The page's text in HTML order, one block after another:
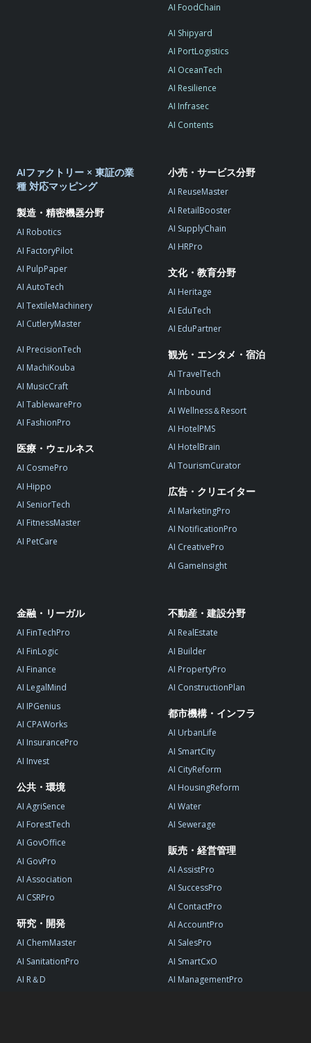
AI FoodChain
AI Shipyard
AI PortLogistics
AI OceanTech
AI Resilience
AI Infrasec
AI Contents
AIファクトリー × 東証の業
種 対応マッピング
製造・精密機器分野
AI Robotics
AI FactoryPilot
AI PulpPaper
AI AutoTech
AI TextileMachinery
AI CutleryMaster
AI PrecisionTech
AI MachiKouba
AI MusicCraft
AI TablewarePro
AI FashionPro
医療・ウェルネス
AI CosmePro
AI Hippo
AI SeniorTech
AI FitnessMaster
AI PetCare
小売・サービス分野
AI ReuseMaster
AI RetailBooster
AI SupplyChain
AI HRPro
文化・教育分野
AI Heritage
AI EduTech
AI EduPartner
観光・エンタメ・宿泊
AI TravelTech
AI Inbound
AI Wellness＆Resort
AI HotelPMS
AI HotelBrain
AI TourismCurator
広告・クリエイター
AI MarketingPro
AI NotificationPro
AI CreativePro
AI GameInsight
金融・リーガル
AI FinTechPro
AI FinLogic
AI Finance
AI LegalMind
AI IPGenius
AI CPAWorks
AI InsurancePro
AI Invest
公共・環境
AI AgriSence
AI ForestTech
AI GovOffice
AI GovPro
AI Association
AI CSRPro
研究・開発
AI ChemMaster
AI SanitationPro
AI R＆D
不動産・建設分野
AI RealEstate
AI Builder
AI PropertyPro
AI ConstructionPlan
都市機構・インフラ
AI UrbanLife
AI SmartCity
AI CityReform
AI HousingReform
AI Water
AI Sewerage
販売・経営管理
AI AssistPro
AI SuccessPro
AI ContactPro
AI AccountPro
AI SalesPro
AI SmartCxO
AI ManagementPro